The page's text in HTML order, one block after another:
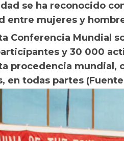
se ha reconocido
entre mujeres y
Conferencia Mundial
y 30 000
procedencia mundial,
en todas partes